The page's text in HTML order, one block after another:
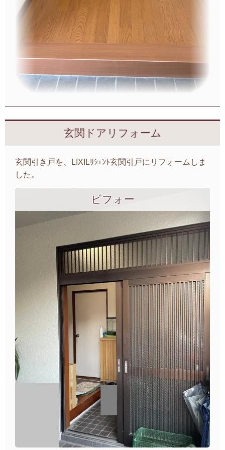
玄関ドアリフォーム
玄関引き戸を、LIXILﾘｼｪﾝﾄ玄関引戸にリフォームしま
した。
ビフォー